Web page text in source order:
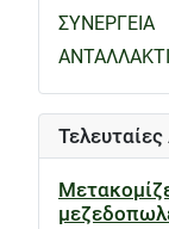
ΣΥΝΕΡΓΕΙΑ